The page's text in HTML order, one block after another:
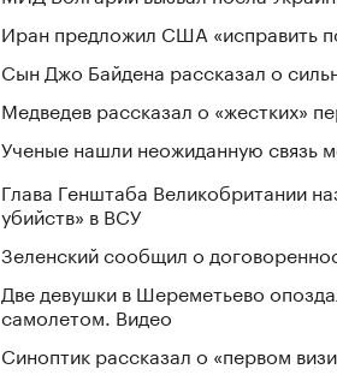
Иран предложил США «исправить
Сын Джо Байдена рассказал о
Медведев рассказал о «жестких»
Ученые нашли неожиданную связь
Глава Генштаба Великобритании
убийств» в ВСУ
Зеленский сообщил о
Две девушки в Шереметьево
самолетом. Видео
Синоптик рассказал о «первом